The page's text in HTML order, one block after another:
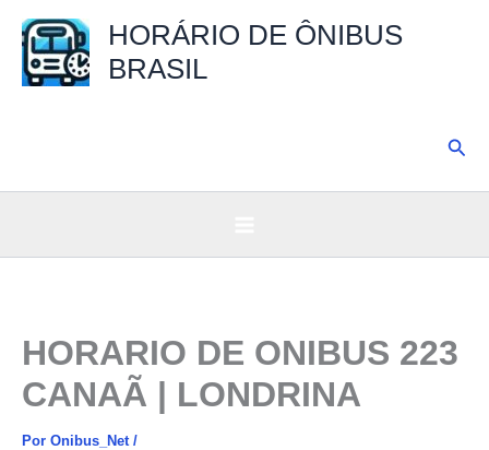
para
HORÁRIO DE ÔNIBUS
BRASIL
HORARIO DE ONIBUS 223
CANAÃ | LONDRINA
Por Onibus_Net /